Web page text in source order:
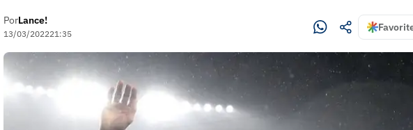
PorLance!
13/03/202221:35